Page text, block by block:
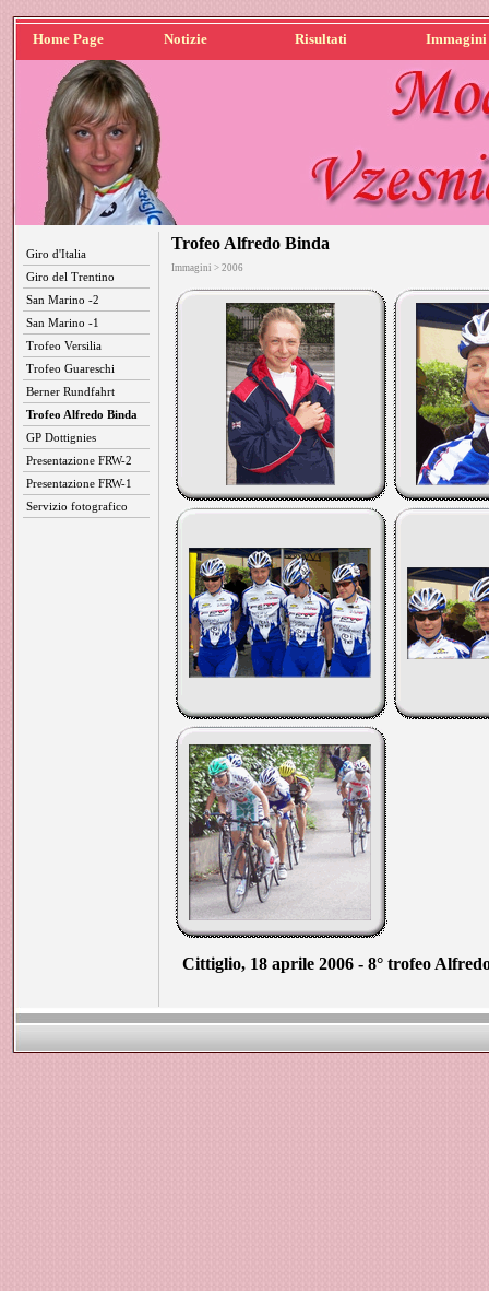
Home Page Notizie Risultati Immagini
Trofeo Alfredo Binda
Immagini > 2006
Cittiglio, 18 aprile 2006 - 8° trofeo
Giro d'Italia
Giro del Trentino
San Marino -2
San Marino -1
Trofeo Versilia
Trofeo Guareschi
Berner Rundfahrt
Trofeo Alfredo Binda
GP Dottignies
Presentazione FRW-2
Presentazione FRW-1
Servizio fotografico